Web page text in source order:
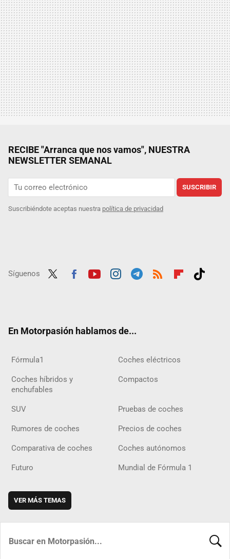
RECIBE "Arranca que nos vamos", NUESTRA
NEWSLETTER SEMANAL
SUSCRIBIR
Suscribiéndote aceptas nuestra política de privacidad
Síguenos
En Motorpasión hablamos de...
Fórmula1 Coches eléctricos
Coches híbridos y
enchufables
Compactos
SUV Pruebas de coches
Rumores de coches Precios de coches
Comparativa de coches Coches autónomos
Futuro Mundial de Fórmula 1
VER MÁS TEMAS